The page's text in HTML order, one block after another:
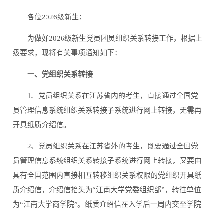
各位2026级新生：
为做好2026级新生党员团员组织关系转接工作，根据上
级要求，现将有关事项通知如下：
一、党组织关系转接
1、党员组织关系在江苏省内的考生，直接通过全国党
员管理信息系统组织关系转接子系统进行网上转接，无需再
开具纸质介绍信。
2、党员组织关系在江苏省外的考生，既要通过全国党
员管理信息系统组织关系转接子系统进行网上转接，又要由
具有全国范围内直接相互转移组织关系权限的党组织开具纸
质介绍信，介绍信抬头为“江南大学党委组织部”，转往单位
为“江南大学商学院”。纸质介绍信在入学后一周内交至学院